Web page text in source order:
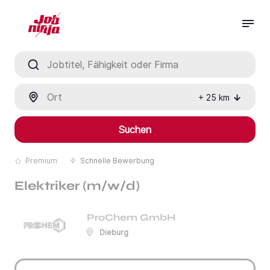
+ 25 km
Suchen
Premium Schnelle Bewerbung
Elektriker (m/w/d)
ProChem GmbH
Dieburg